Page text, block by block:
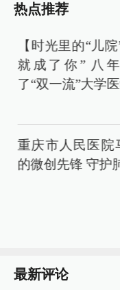
热点推荐
【时光里的“儿
就成了你” 八
了“双一流”大学
重庆市人民医院
的微创先锋 守护
最新评论